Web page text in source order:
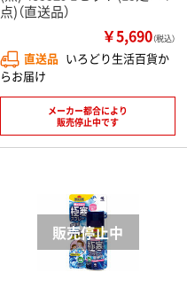
点)（直送品）
￥5,690（税込）
直送品 いろどり生活百貨か
らお届け
メーカー都合により
販売停止中です